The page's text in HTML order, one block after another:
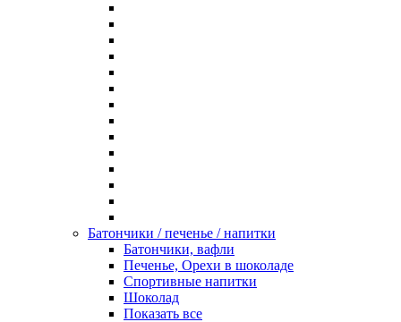
Батончики / печенье / напитки
Батончики, вафли
Печенье, Орехи в шоколаде
Спортивные напитки
Шоколад
Показать все